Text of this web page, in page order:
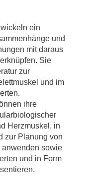
ein
und
mit daraus
Sie
zur
und im
ihre
Herzmuskel, in
zur Planung von
sowie
und in Form